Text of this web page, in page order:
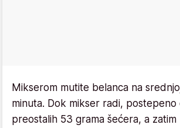
Mikserom mutite belanca na
minuta. Dok mikser radi, postepeno
preostalih 53 grama šećera, a